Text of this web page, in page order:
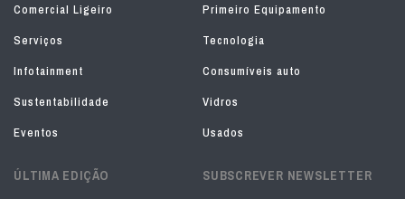
Comercial Ligeiro
Primeiro Equipamento
Serviços
Tecnologia
Infotainment
Consumíveis auto
Sustentabilidade
Vidros
Eventos
Usados
ÚLTIMA EDIÇÃO SUBSCREVER NEWSLETTER